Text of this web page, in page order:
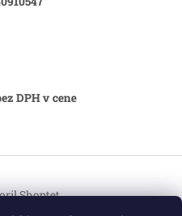
DPH v cene
Shoptet